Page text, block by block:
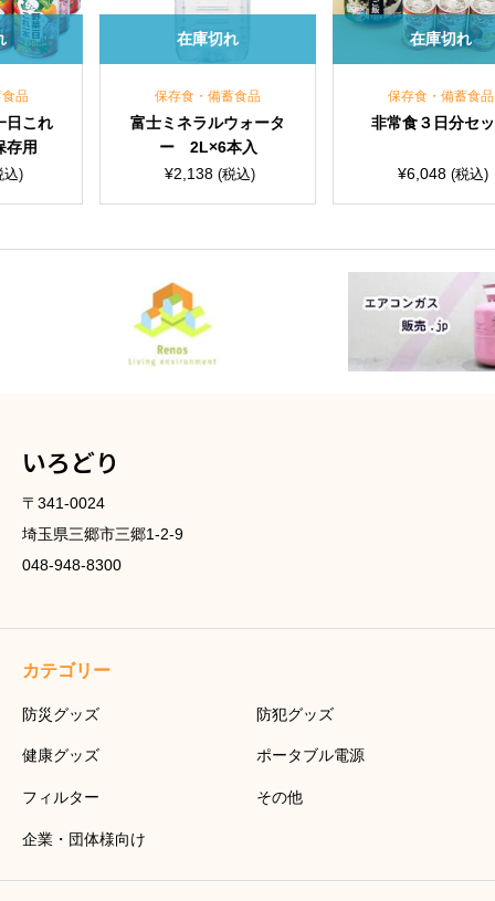
富士ミネラルウォータ
在庫切れ
非常食３日分セット
富
いろどり
〒341-0024
埼玉県三郷市三郷1-2-9
048-948-8300
カテゴリー
防災グッズ 防犯グッズ
健康グッズ ポータブル電源
フィルター その他
企業・団体様向け